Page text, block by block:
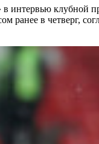
интервью клубной
ранее в четверг,